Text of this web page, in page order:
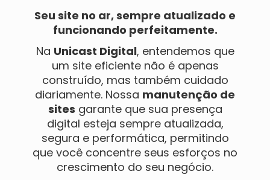
Seu site no ar, sempre atualizado e
funcionando perfeitamente.
Na Unicast Digital, entendemos que
um site eficiente não é apenas
construído, mas também cuidado
diariamente. Nossa manutenção de
sites garante que sua presença
digital esteja sempre atualizada,
segura e performática, permitindo
que você concentre seus esforços no
crescimento do seu negócio.